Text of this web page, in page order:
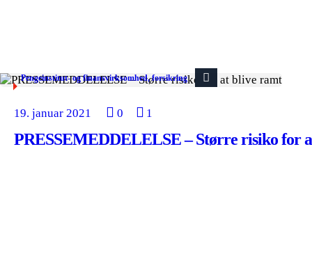
Pengeinstitut- og finansvirksomhed, forsikring
19. januar 2021 0 1
PRESSEMEDDELELSE – Større risiko for